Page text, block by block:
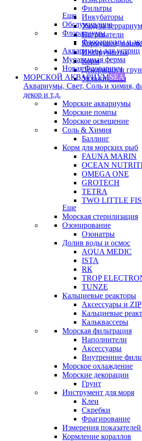
Фильтры
Инкубаторы
Уход за
Нагреватели
Кормушки,
Инструменты
Корм
Декорации и
Увлажнители
Еще
Обслуживание
Флорариумы
Флорариумы и
Аквариумы для устриц
Муравьиная ферма
Новая Флорариум
МОРСКОЙ АКВАРИУМSEA
Аквариумы, Свет, Соль и химия,
декор и т.д.
Морские аквариумы
Морские помпы
Морское освещение
Соль & Химия
Баллинг
Корм для морских рыб
FAUNA MARIN
OCEAN
OMEGA ONE
GROTECH
TETRA
TWO LITTLE
Еще
Морская стерилизация
Озонирование
Озонатры
Долив воды и осмос
AQUA MEDIC
ISTA
RК
TROP
TUNZE
Кальциевые реакторы
Аксессуары и ZIP
Кальциевые
Кальквассеры
Морская фильтрация
Наполнители
Аксессуары
Внутренние
Морское охлаждение
Морские декорации
Грунт
Инструмент для моря
Клеи
Скребки
Фрагирование
Измерения
Кормление кораллов